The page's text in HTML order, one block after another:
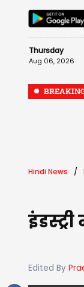
Thursday
Aug 06, 2026
Hindi News
Edited By